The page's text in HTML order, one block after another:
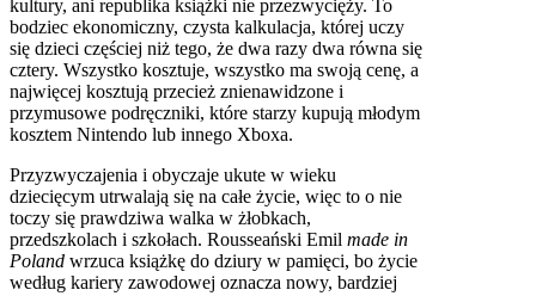
kultury, ani republika książki nie przezwycięży. To
bodziec ekonomiczny, czysta kalkulacja, której uczy
się dzieci częściej niż tego, że dwa razy dwa równa się
cztery. Wszystko kosztuje, wszystko ma swoją cenę, a
najwięcej kosztują przecież znienawidzone i
przymusowe podręczniki, które starzy kupują młodym
kosztem Nintendo lub innego Xboxa.
Przyzwyczajenia i obyczaje ukute w wieku
dziecięcym utrwalają się na całe życie, więc to o nie
toczy się prawdziwa walka w żłobkach,
przedszkolach i szkołach. Rousseański Emil made in
Poland wrzuca książkę do dziury w pamięci, bo życie
według kariery zawodowej oznacza nowy, bardziej